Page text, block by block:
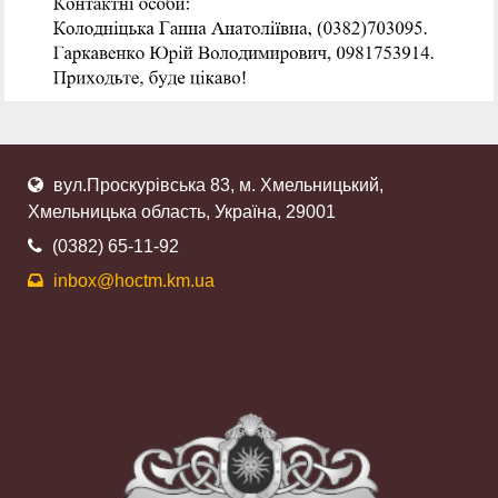
вул.Проскурівська 83, м. Хмельницький,
Хмельницька область, Україна, 29001
(0382) 65-11-92
inbox@hoctm.km.ua